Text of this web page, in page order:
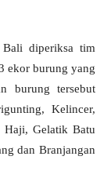
Bali diperiksa tim
ekor burung yang
burung tersebut
Kelincer,
Gelatik Batu
dan Branjangan